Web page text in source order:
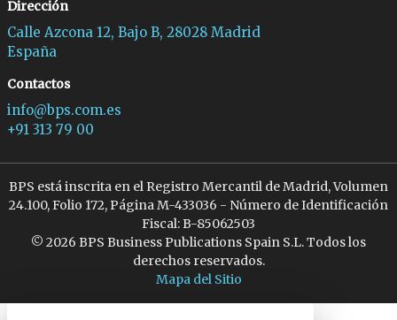
Dirección
Calle Azcona 12, Bajo B, 28028 Madrid
España
Contactos
info@bps.com.es
+91 313 79 00
BPS está inscrita en el Registro Mercantil de Madrid, Volumen
24.100, Folio 172, Página M-433036 - Número de Identificación
Fiscal: B-85062503
© 2026 BPS Business Publications Spain S.L. Todos los
derechos reservados.
Mapa del Sitio